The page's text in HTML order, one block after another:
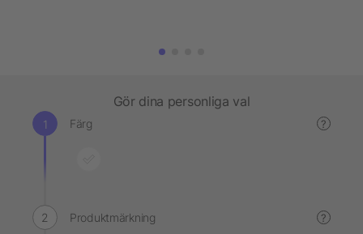
Gör dina personliga val
Färg ?
Produktmärkning ?